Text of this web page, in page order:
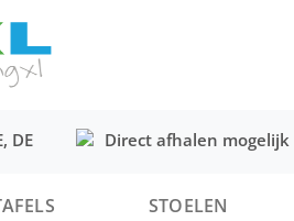
DE Direct afhalen mogelijk
STOELEN